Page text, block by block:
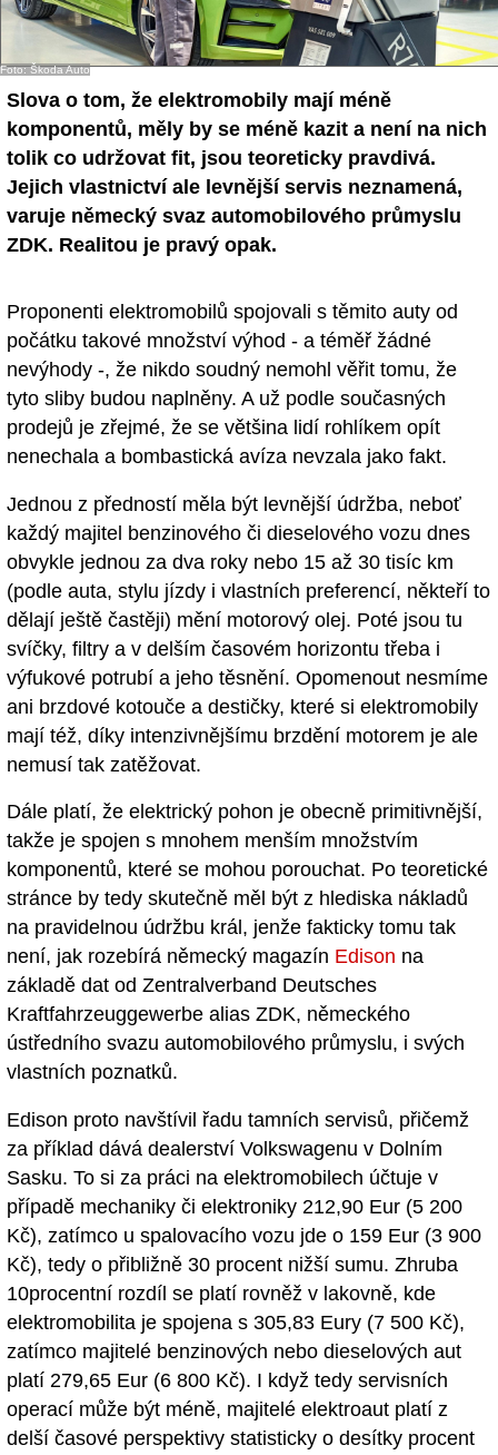
- Ostatní
Diskuzní fórum
Sledujte nás!
Foto: Škoda Auto
Slova o tom, že elektromobily mají méně
komponentů, měly by se méně kazit a není na nich
tolik co udržovat fit, jsou teoreticky pravdivá.
Jejich vlastnictví ale levnější servis neznamená,
varuje německý svaz automobilového průmyslu
ZDK. Realitou je pravý opak.
Proponenti elektromobilů spojovali s těmito auty od
počátku takové množství výhod - a téměř žádné
nevýhody -, že nikdo soudný nemohl věřit tomu, že
tyto sliby budou naplněny. A už podle současných
prodejů je zřejmé, že se většina lidí rohlíkem opít
nenechala a bombastická avíza nevzala jako fakt.
Jednou z předností měla být levnější údržba, neboť
každý majitel benzinového či dieselového vozu dnes
obvykle jednou za dva roky nebo 15 až 30 tisíc km
(podle auta, stylu jízdy i vlastních preferencí, někteří to
dělají ještě častěji) mění motorový olej. Poté jsou tu
svíčky, filtry a v delším časovém horizontu třeba i
výfukové potrubí a jeho těsnění. Opomenout nesmíme
ani brzdové kotouče a destičky, které si elektromobily
mají též, díky intenzivnějšímu brzdění motorem je ale
nemusí tak zatěžovat.
Dále platí, že elektrický pohon je obecně primitivnější,
takže je spojen s mnohem menším množstvím
komponentů, které se mohou porouchat. Po teoretické
stránce by tedy skutečně měl být z hlediska nákladů
na pravidelnou údržbu král, jenže fakticky tomu tak
není, jak rozebírá německý magazín Edison na
základě dat od Zentralverband Deutsches
Kraftfahrzeuggewerbe alias ZDK, německého
ústředního svazu automobilového průmyslu, i svých
vlastních poznatků.
Edison proto navštívil řadu tamních servisů, přičemž
za příklad dává dealerství Volkswagenu v Dolním
Sasku. To si za práci na elektromobilech účtuje v
případě mechaniky či elektroniky 212,90 Eur (5 200
Kč), zatímco u spalovacího vozu jde o 159 Eur (3 900
Kč), tedy o přibližně 30 procent nižší sumu. Zhruba
10procentní rozdíl se platí rovněž v lakovně, kde
elektromobilita je spojena s 305,83 Eury (7 500 Kč),
zatímco majitelé benzinových nebo dieselových aut
platí 279,65 Eur (6 800 Kč). I když tedy servisních
operací může být méně, majitelé elektroaut platí z
delší časové perspektivy statisticky o desítky procent